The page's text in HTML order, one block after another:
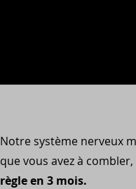
Notre système nerveux
que vous avez à combler,
règle en 3 mois.